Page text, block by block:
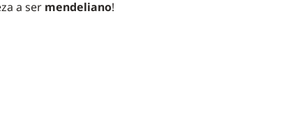
a sermendeliano!